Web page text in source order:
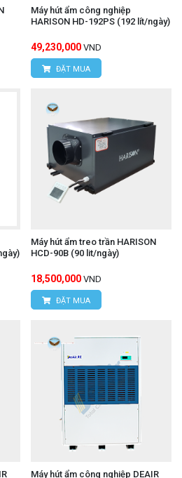
Máy hút ẩm công nghiệp
HARISON HD-192PS (192 lít/ngày)
49,230,000 VND
ĐẶT MUA
Máy hút ẩm treo trần HARISON
HCD-90B (90 lit/ngày)
18,500,000 VND
ĐẶT MUA
Máy hút ẩm công nghiệp DEAIR